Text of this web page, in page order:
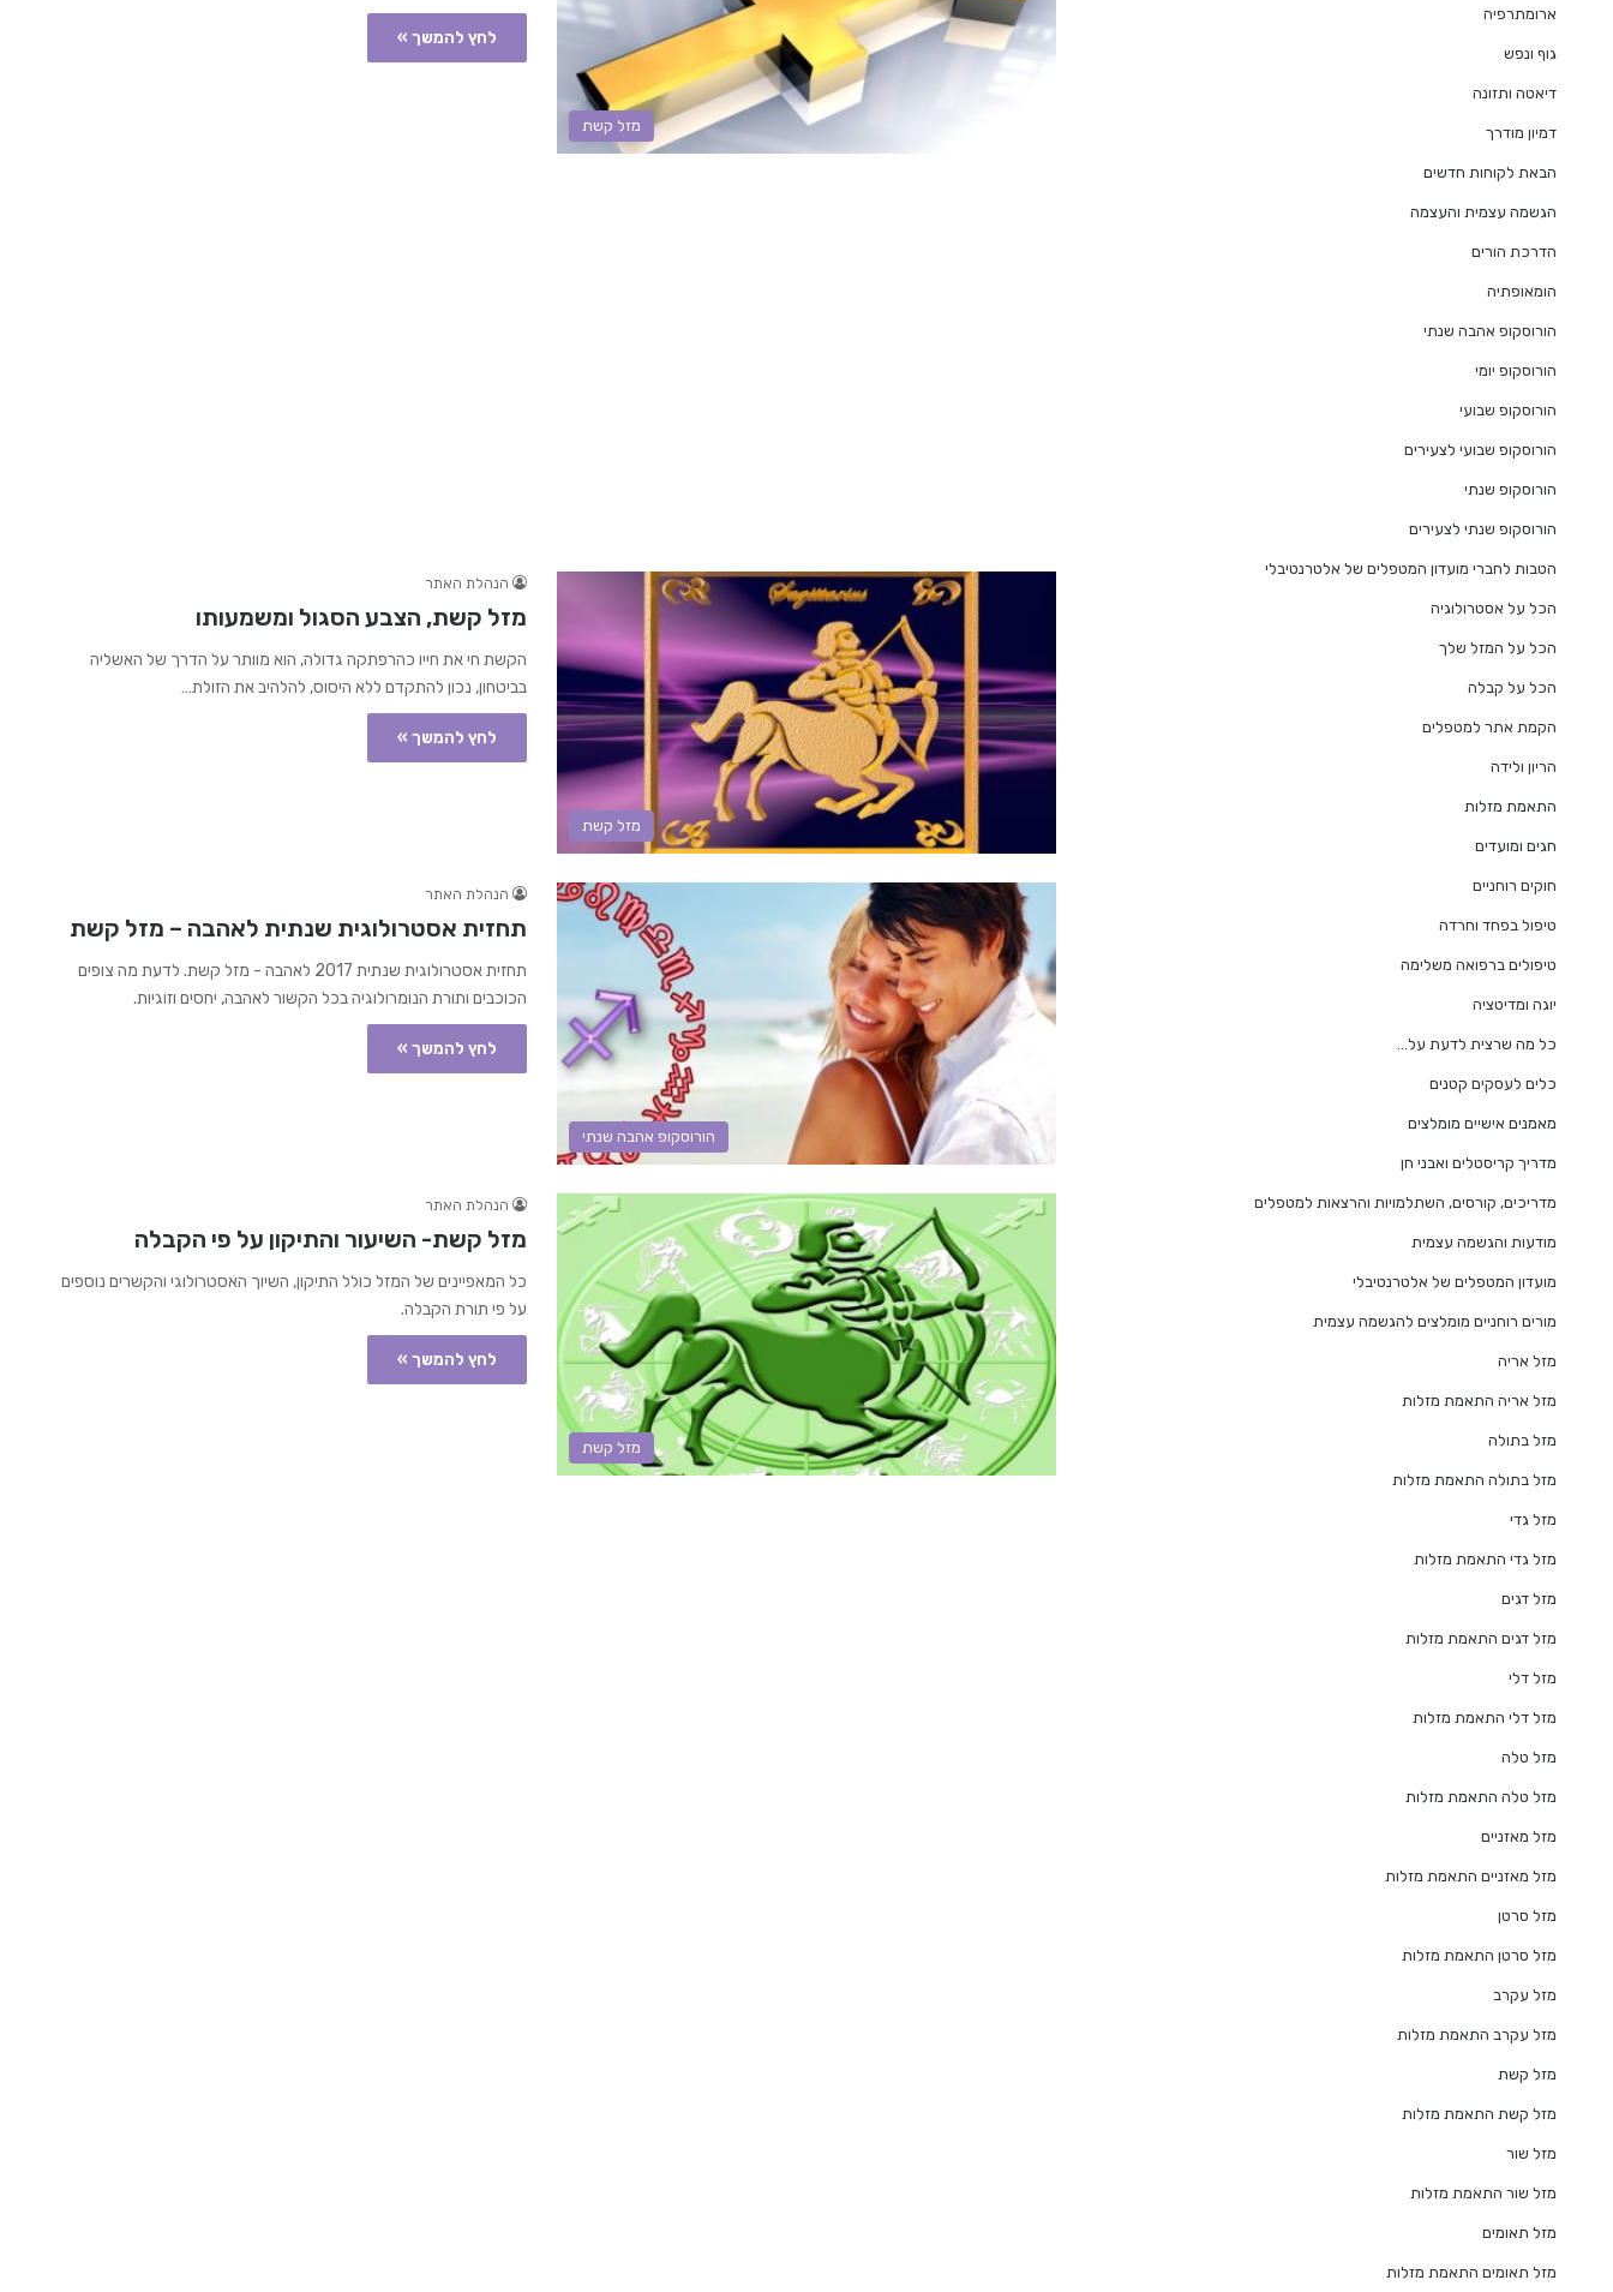
מזל קשת
לחץ להמשך »
מזל קשת
הנהלת האתר
מזל קשת, הצבע הסגול ומשמעותו
הקשת חי את חייו כהרפתקה גדולה, הוא מוותר על הדרך של האשליה
בביטחון, נכון להתקדם ללא היסוס, להלהיב את הזולת…
לחץ להמשך »
הורוסקופ אהבה שנתי
הנהלת האתר
תחזית אסטרולוגית שנתית לאהבה – מזל קשת
תחזית אסטרולוגית שנתית 2017 לאהבה - מזל קשת. לדעת מה צופים
הכוכבים ותורת הנומרולוגיה בכל הקשור לאהבה, יחסים וזוגיות.
לחץ להמשך »
מזל קשת
הנהלת האתר
מזל קשת- השיעור והתיקון על פי הקבלה
כל המאפיינים של המזל כולל התיקון, השיוך האסטרולוגי והקשרים נוספים
על פי תורת הקבלה.
לחץ להמשך »
ארומתרפיה
גוף ונפש
דיאטה ותזונה
דמיון מודרך
הבאת לקוחות חדשים
הגשמה עצמית והעצמה
הדרכת הורים
הומאופתיה
הורוסקופ אהבה שנתי
הורוסקופ יומי
הורוסקופ שבועי
הורוסקופ שבועי לצעירים
הורוסקופ שנתי
הורוסקופ שנתי לצעירים
הטבות לחברי מועדון המטפלים של אלטרנטיבלי
הכל על אסטרולוגיה
הכל על המזל שלך
הכל על קבלה
הקמת אתר למטפלים
הריון ולידה
התאמת מזלות
חגים ומועדים
חוקים רוחניים
טיפול בפחד וחרדה
טיפולים ברפואה משלימה
יוגה ומדיטציה
כל מה שרצית לדעת על…
כלים לעסקים קטנים
מאמנים אישיים מומלצים
מדריך קריסטלים ואבני חן
מדריכים, קורסים, השתלמויות והרצאות למטפלים
מודעות והגשמה עצמית
מועדון המטפלים של אלטרנטיבלי
מורים רוחניים מומלצים להגשמה עצמית
מזל אריה
מזל אריה התאמת מזלות
מזל בתולה
מזל בתולה התאמת מזלות
מזל גדי
מזל גדי התאמת מזלות
מזל דגים
מזל דגים התאמת מזלות
מזל דלי
מזל דלי התאמת מזלות
מזל טלה
מזל טלה התאמת מזלות
מזל מאזניים
מזל מאזניים התאמת מזלות
מזל סרטן
מזל סרטן התאמת מזלות
מזל עקרב
מזל עקרב התאמת מזלות
מזל קשת
מזל קשת התאמת מזלות
מזל שור
מזל שור התאמת מזלות
מזל תאומים
מזל תאומים התאמת מזלות